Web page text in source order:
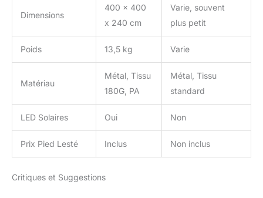
Dimensions
400 x 400
x 240 cm
Varie, souvent
plus petit
Poids 13,5 kg Varie
Matériau
Métal, Tissu
180G, PA
Métal, Tissu
standard
LED Solaires Oui Non
Prix Pied Lesté Inclus Non inclus
Critiques et Suggestions